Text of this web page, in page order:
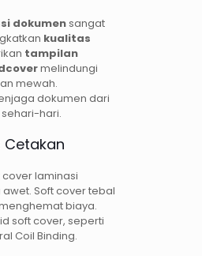
dokumensangat
kualitas
tampilan
melindungi
mewah.
dokumen dari
hari.
Cetakan
laminasi
Soft cover tebal
biaya.
soft cover, seperti
Coil Binding.